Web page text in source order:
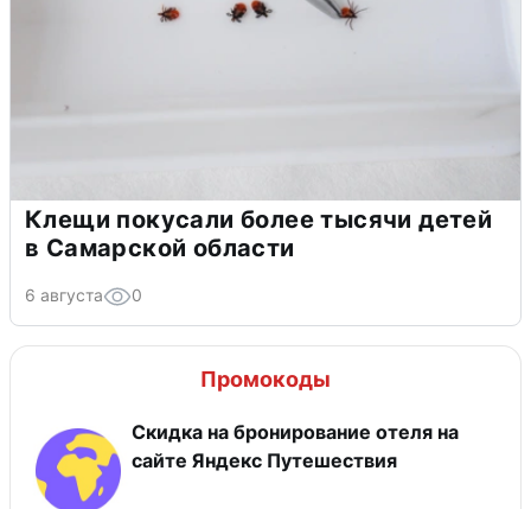
Клещи покусали более тысячи детей
в Самарской области
6 августа 0
Промокоды
Скидка на бронирование отеля на
сайте Яндекс Путешествия